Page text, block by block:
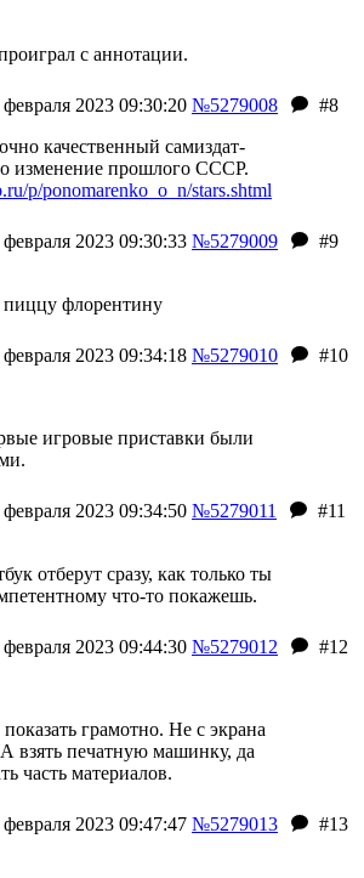
с аннотации.
2023 09:30:20 №5279008
#8
качественный самиздат-
изменение прошлого СССР.
p/ponomarenko_o_n/stars.shtml
2023 09:30:33 №5279009
#9
пиццу флорентину
2023 09:34:18 №5279010
#10
игровые приставки были
2023 09:34:50 №5279011
#11
отберут сразу, как только ты
что-то покажешь.
2023 09:44:30 №5279012
#12
грамотно. Не с экрана
взять печатную машинку, да
часть материалов.
2023 09:47:47 №5279013
#13